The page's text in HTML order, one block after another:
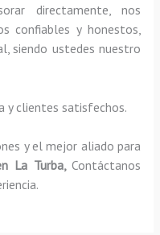
directamente, nos
confiables y honestos,
siendo ustedes nuestro
y clientes satisfechos.
y el mejor aliado para
La Turba,Contáctanos